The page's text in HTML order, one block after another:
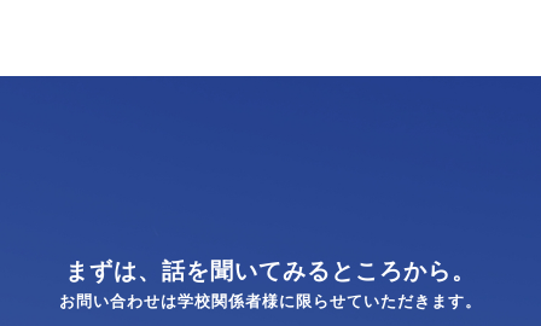
まずは、話を聞いてみるところから。
お問い合わせは学校関係者様に限らせていただきます。